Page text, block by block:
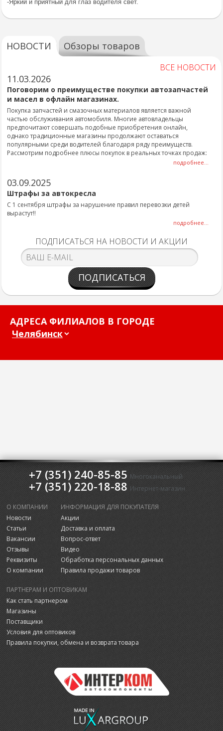
-Яркий и приятный для глаз водителя свет.
НОВОСТИ Обзоры товаров
ВСЕ НОВОСТИ
11.03.2026
Поговорим о преимуществе покупки автозапчастей
и масел в офлайн магазинах.
Покупка запчастей и смазочных материалов является важной
частью обслуживания автомобиля. Многие автовладельцы
предпочитают совершать подобные приобретения онлайн,
однако традиционные магазины продолжают оставаться
популярными среди водителей благодаря ряду преимуществ.
Рассмотрим подробнее плюсы покупок в реальных точках продаж:
подробнее...
03.09.2025
Штрафы за автокресла
С 1 сентября штрафы за нарушение правил перевозки детей
вырастут!!
подробнее...
ПОДПИСАТЬСЯ НА НОВОСТИ И АКЦИИ
ПОДПИСАТЬСЯ
АДРЕСА ФИЛИАЛОВ В ГОРОДЕ
+7 (351) 240-85-85 Многоканальный
+7 (351) 220-18-88 Интернет-магазин
О КОМПАНИИ
Новости
Статьи
Вакансии
Отзывы
Реквизиты
О компании
ИНФОРМАЦИЯ ДЛЯ ПОКУПАТЕЛЯ
Акции
Доставка и оплата
Вопрос-ответ
Видео
Обработка персональных данных
Правила продажи товаров
ПАРТНЕРАМ И ОПТОВИКАМ
Как стать партнером
Магазины
Поставщики
Условия для оптовиков
Правила покупки, обмена и возврата товара